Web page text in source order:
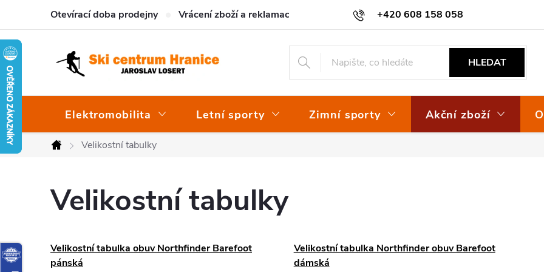
obsah
+420 608 158 058
Otevírací doba prodejny Vrácení zboží a reklamace Osvědčení EKO-KOM
HLEDAT
Elektromobilita Letní sporty Zimní sporty Akční zboží
DomůVelikostní tabulky
Velikostní tabulky
V
ý
Velikostní tabulka obuv Northfinder Barefoot
pánská
Velikostní tabulka Northfinder obuv Barefoot
dámská